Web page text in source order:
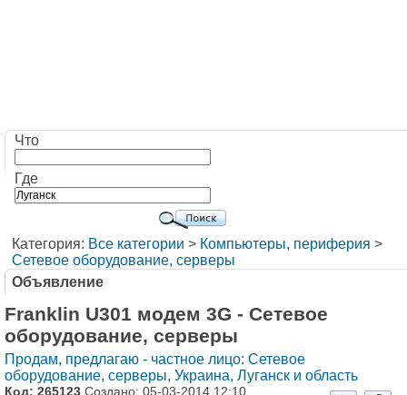
Что
Где
Категория: Все категории > Компьютеры, периферия >
Сетевое оборудование, серверы
Объявление
Franklin U301 модем 3G - Сетевое
оборудование, серверы
Продам, предлагаю - частное лицо: Сетевое
оборудование, серверы, Украина, Луганск и область
Код: 265123 Создано: 05-03-2014 12:10